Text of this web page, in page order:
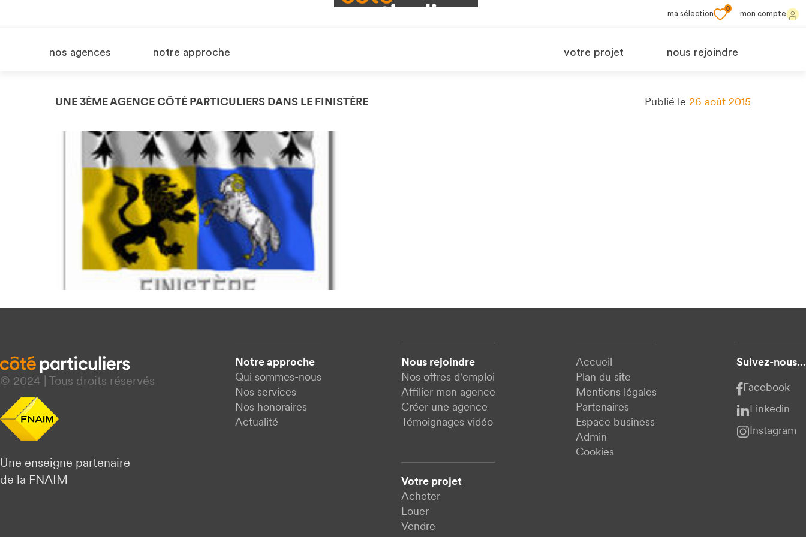
ma sélection
0
mon compte
nos agences notre approche votre projet nous rejoindre
UNE 3ÈME AGENCE CÔTÉ PARTICULIERS DANS LE FINISTÈRE Publié le 26 août 2015
© 2024 | Tous droits réservés
Une enseigne partenaire
de la FNAIM
Notre approche
Qui sommes-nous
Nos services
Nos honoraires
Actualité
Nous rejoindre
Nos offres d'emploi
Affilier mon agence
Créer une agence
Témoignages vidéo
Votre projet
Acheter
Louer
Vendre
Accueil
Plan du site
Mentions légales
Partenaires
Espace business
Admin
Cookies
Suivez-nous...
Facebook
Linkedin
Instagram